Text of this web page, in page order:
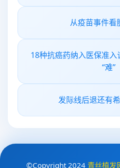
从疫苗事件看
18种抗癌药纳入医保准
“难”
发际线后退还有
©Copyright 2024 青丝植发